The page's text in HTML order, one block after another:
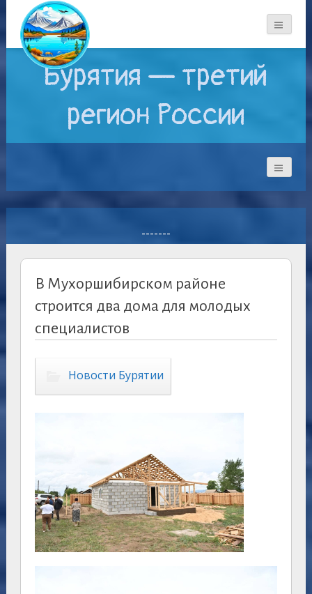
Бурятия — третий
регион России
-------
В Мухоршибирском районе
строится два дома для молодых
специалистов
Новости Бурятии